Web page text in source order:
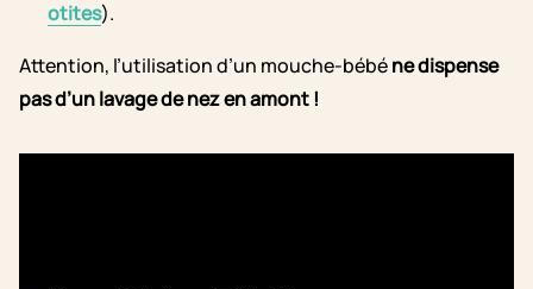
otites).
Attention, l’utilisation d’un mouche-bébéne dispense
pas d’un lavage de nez en amont !